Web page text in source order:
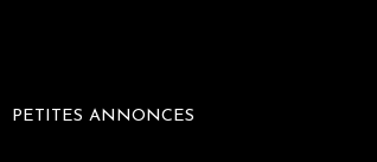
PETITES ANNONCES